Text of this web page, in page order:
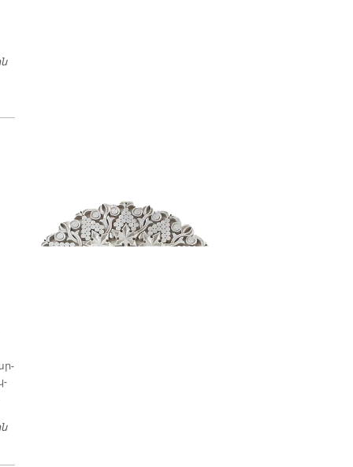
Կոմիտաս Վարդապետ. Հայու Սրտին եւ Հոգիին Անզուգական
25 Տա­րուան Հա­ցը